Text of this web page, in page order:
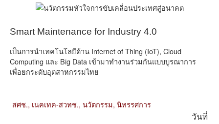
Smart Maintenance for Industry 4.0
เป็นการนำเทคโนโลยีด้าน Internet of Thing (IoT), Cloud
Computing และ Big Data เข้ามาทำงานร่วมกันแบบบูรณาการ
เพื่อยกระดับอุตสาหกรรมไทย
สศช., เนคเทค-สวทช., นวัตกรรม, นิทรรศการ
วันที่